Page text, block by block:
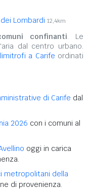
Lombardi 12,4km
confinanti. Le
dal centro urbano.
a Carife ordinati
di Carife dal
2026 con i comuni al
oggi in carica
metropolitani della
di provenienza.